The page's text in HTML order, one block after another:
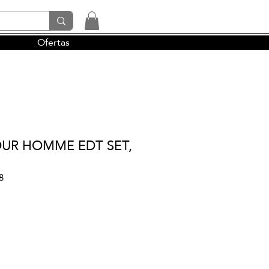
y la perfumería árabe
Ofertas
HOMME EDT SET,